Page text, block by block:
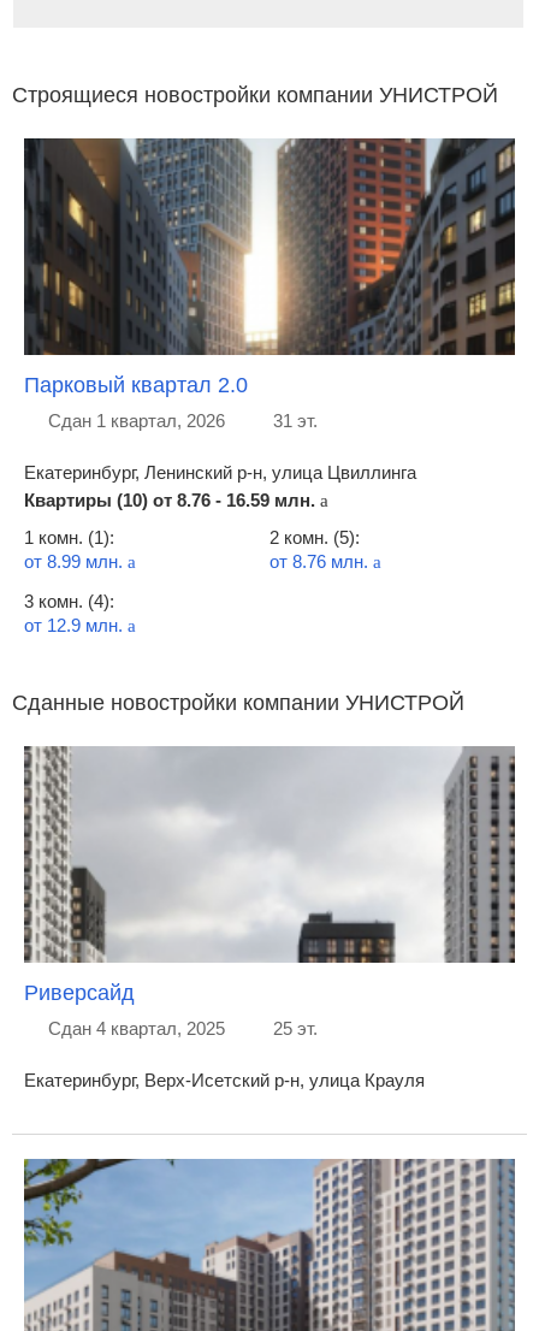
Строящиеся новостройки компании УНИСТРОЙ
Парковый квартал 2.0
Сдан 1 квартал, 2026 31 эт.
Екатеринбург, Ленинский р-н, улица Цвиллинга
Квартиры (10) от 8.76 - 16.59 млн. a
1 комн. (1):
от 8.99 млн. a
2 комн. (5):
от 8.76 млн. a
3 комн. (4):
от 12.9 млн. a
Сданные новостройки компании УНИСТРОЙ
Риверсайд
Сдан 4 квартал, 2025 25 эт.
Екатеринбург, Верх-Исетский р-н, улица Крауля